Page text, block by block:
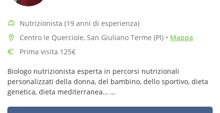
Nutrizionista (19 anni di esperienza)
Centro le Querciole, San Giuliano Terme (PI) • Mappa
Prima visita 125€
Biologo nutrizionista esperta in percorsi nutrizionali
personalizzati della donna, del bambino, dello sportivo, dieta
genetica, dieta mediterranea…